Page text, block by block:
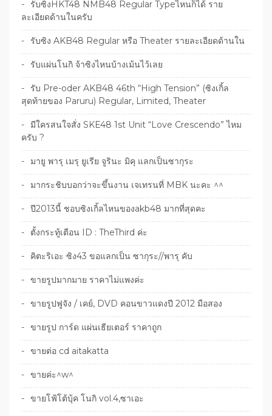
รับซิงHKT48 NMB48 Regular Typeไหนก็ได้ ราย
ละเอียดด้านในครับ
รับซิง AKB48 Regular หรือ Theater รายละเอียดด้านใน
รับแผ่นโนกิ จ้าซิงไหนบ้างเม้นไว้เลย
รับ Pre-oder AKB48 46th “High Tension” (ซิงเกิ้ล
สุดท้ายของ Paruru) Regular, Limited, Theater
มีใครสนใจสั่ง SKE48 1st Unit “Love Crescendo” ไหม
ครับ ?
มายู พารุ เมรุ ยูเรีย จูรินะ มิคุ แลกเป็นซากุระ
มากระชิบบอกว่าจะขึ้นงาน เจเทรนที่ MBK นะคะ ^^
ปี2013นี้ ชอบซิงเกิ้ลไหนของakb48 มากที่สุดคะ
ตั้งกระทู้เตือน ID : TheThird ค่ะ
คิตะริเอะ ซิง43 ขอแลกเป็น ซากุระ//พารุ คับ
ขายรูปมากมาย ราคาไม่แพงค่ะ
ขายรูปฟูจัง / เคย์, DVD คอนขาวแดงปี 2012 มือสอง
ขายรูป การ์ด แผ่นเธียเตอร์ ราคาถูก
ขายต่อ cd aitakatta
ขายค่ะ^w^
ขายโฟ้โต้บุ้ค โนกิ vol.4,ซาเอะ